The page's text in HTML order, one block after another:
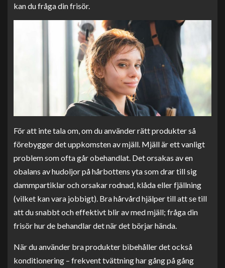
kan du fråga din frisör.
För att inte tala om, om du använder rätt produkter så
förebygger det uppkomsten av mjäll. Mjäll är ett vanligt
problem som ofta går obehandlat. Det orsakas av en
obalans av hudoljor på hårbottens yta som drar till sig
dammpartiklar och orsakar rodnad, klåda eller fjällning
(vilket kan vara jobbigt). Bra hårvård hjälper till att se till
att du snabbt och effektivt blir av med mjäll; fråga din
frisör hur de behandlar det när det börjar hända.
När du använder bra produkter bibehåller det också
konditionering – frekvent tvättning har gång på gång